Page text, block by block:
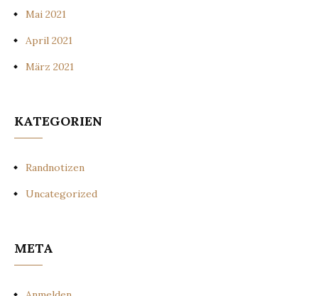
Mai 2021
April 2021
März 2021
KATEGORIEN
Randnotizen
Uncategorized
META